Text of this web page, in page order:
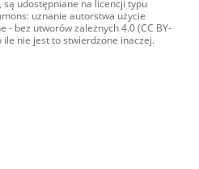
są udostępniane na licencji typu
uznanie autorstwa użycie
- bez utworów zależnych 4.0 (CC BY-
ile nie jest to stwierdzone inaczej.